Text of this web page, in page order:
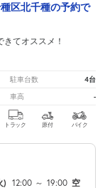
区北千種の予約で
きてオススメ！
駐車台数 4台
車高 -
トラック 原付 バイク
) 12:00 ～ 19:00 空